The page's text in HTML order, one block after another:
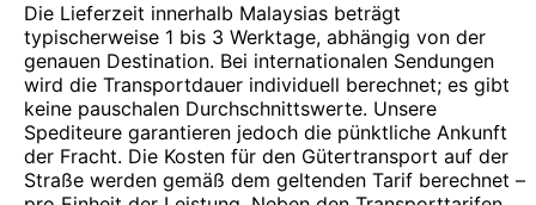
Die Lieferzeit innerhalb Malaysias beträgt
typischerweise 1 bis 3 Werktage, abhängig von der
genauen Destination. Bei internationalen Sendungen
wird die Transportdauer individuell berechnet; es gibt
keine pauschalen Durchschnittswerte. Unsere
Spediteure garantieren jedoch die pünktliche Ankunft
der Fracht. Die Kosten für den Gütertransport auf der
Straße werden gemäß dem geltenden Tarif berechnet –